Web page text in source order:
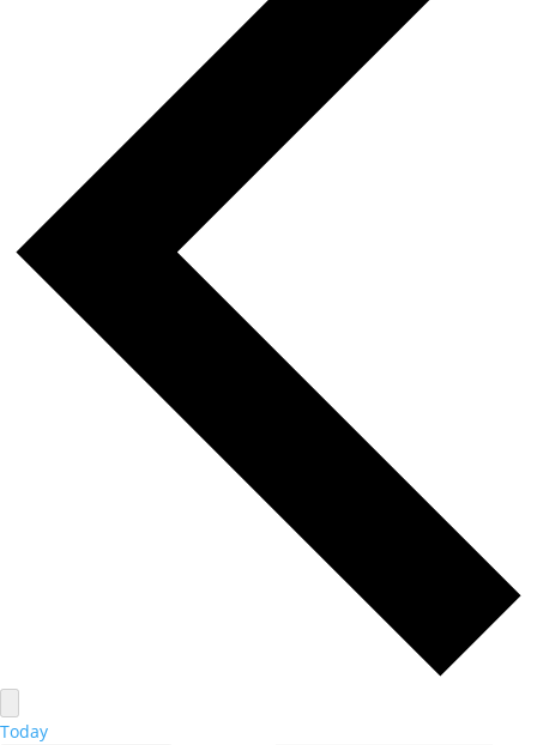
Today